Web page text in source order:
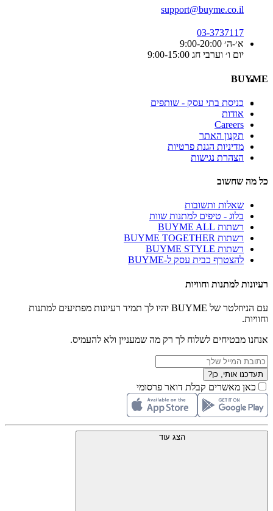
support@buyme.co.il
03-3737117
א׳-ה׳ 9:00-20:00
יום ו׳ וערבי חג 9:00-15:00
BUYME
כניסת בתי עסק - שותפים
אודות
Careers
תקנון האתר
מדיניות הגנת פרטיות
הצהרת נגישות
כל מה שחשוב
שאלות ותשובות
בלוג - טיפים למתנות שוות
רשתות BUYME ALL
רשתות BUYME TOGETHER
רשתות BUYME STYLE
להצטרף כבית עסק ל-BUYME
רעיונות למתנות וחוויות
עם הניוזלטר של BUYME יהיו לך תמיד רעיונות מפתיעים למתנות
וחוויות.
אנחנו מבטיחים לשלוח לך רק מה שמעניין ולא להעמיס.
תעדכנו אותי, כן?
כאן מאשרים קבלת דואר פרסומי
הצג עוד